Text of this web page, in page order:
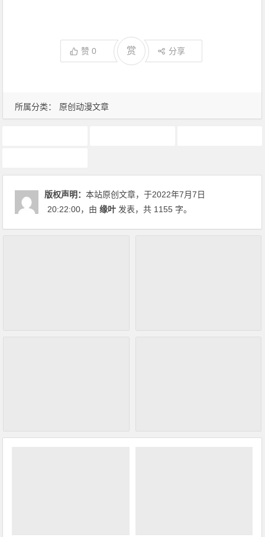
所属分类： 原创动漫文章
赞0 赏 分享
版权声明：本站原创文章，于2022年7月7日
20:22:00，由缘叶 发表，共 1155 字。